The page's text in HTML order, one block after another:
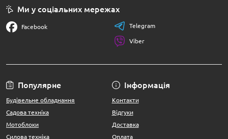
Популярне
Будівельне обладнання
Садова техніка
Мотоблоки
Силова техніка
Інформація
Контакти
Відгуки
Доставка
Оплата
Ми у соціальних мережах
Facebook Telegram
Viber